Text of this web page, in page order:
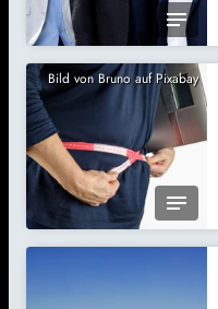
Bild von Bruno auf Pixabay